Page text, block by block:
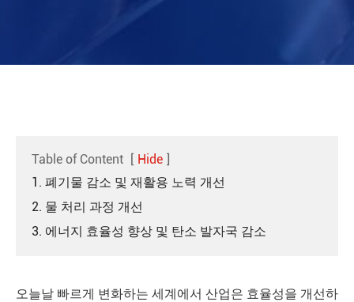
Table of Content [ Hide ]
1. 폐기물 감소 및 재활용 노력 개선
2. 물 처리 과정 개선
3. 에너지 효율성 향상 및 탄소 발자국 감소
오늘날 빠르게 변화하는 세계에서 산업은 효율성을 개선하